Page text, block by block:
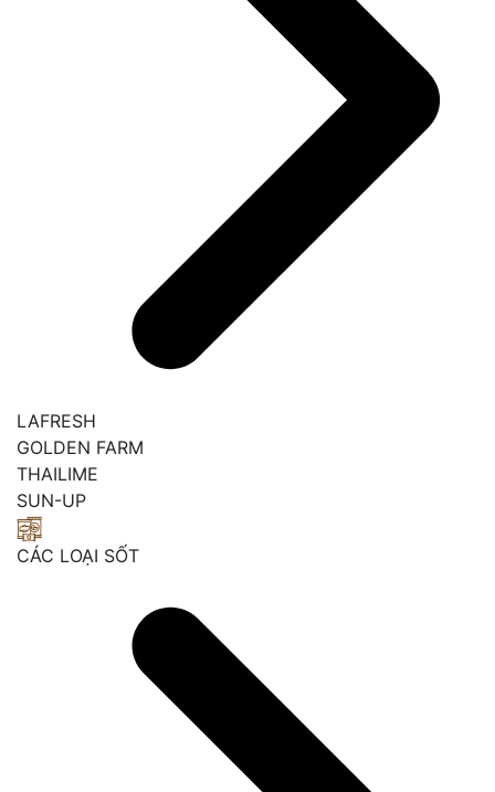
LAFRESH
GOLDEN FARM
THAILIME
SUN-UP
CÁC LOẠI SỐT